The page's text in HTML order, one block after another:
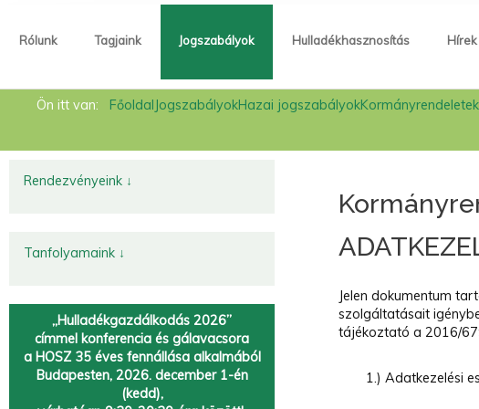
Rólunk
Hírek
Fémtörvény
Körforgásos gazdaság
Rólunk Tagjaink Jogszabályok Hulladékhasznosítás Hírek
Ön itt van: FőoldalJogszabályokHazai jogszabályokKormányrendeletek
Jelen dokumentum
szolgáltatásait
tájékoztató a 2016/
1.) Adatkezelési
Rendezvényeink ↓
Tanfolyamaink ↓
„Hulladékgazdálkodás 2026”
címmel konferencia és gálavacsora
a HOSZ 35 éves fennállása alkalmából
Budapesten, 2026. december 1-én
(kedd),